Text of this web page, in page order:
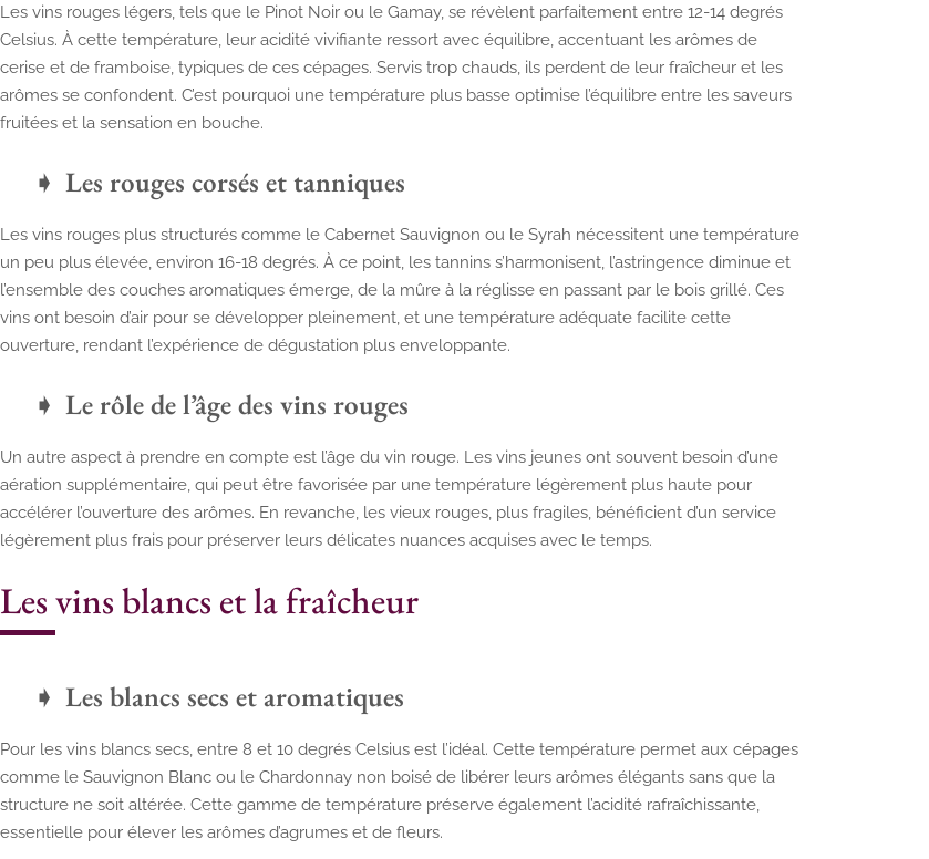
Les vins rouges légers, tels que le Pinot Noir ou le Gamay, se révèlent parfaitement entre 12-14 degrés
Celsius. À cette température, leur acidité vivifiante ressort avec équilibre, accentuant les arômes de
cerise et de framboise, typiques de ces cépages. Servis trop chauds, ils perdent de leur fraîcheur et les
arômes se confondent. C’est pourquoi une température plus basse optimise l’équilibre entre les saveurs
fruitées et la sensation en bouche.
Les rouges corsés et tanniques
Les vins rouges plus structurés comme le Cabernet Sauvignon ou le Syrah nécessitent une température
un peu plus élevée, environ 16-18 degrés. À ce point, les tannins s’harmonisent, l’astringence diminue et
l’ensemble des couches aromatiques émerge, de la mûre à la réglisse en passant par le bois grillé. Ces
vins ont besoin d’air pour se développer pleinement, et une température adéquate facilite cette
ouverture, rendant l’expérience de dégustation plus enveloppante.
Le rôle de l’âge des vins rouges
Un autre aspect à prendre en compte est l’âge du vin rouge. Les vins jeunes ont souvent besoin d’une
aération supplémentaire, qui peut être favorisée par une température légèrement plus haute pour
accélérer l’ouverture des arômes. En revanche, les vieux rouges, plus fragiles, bénéficient d’un service
légèrement plus frais pour préserver leurs délicates nuances acquises avec le temps.
Les vins blancs et la fraîcheur
Les blancs secs et aromatiques
Pour les vins blancs secs, entre 8 et 10 degrés Celsius est l’idéal. Cette température permet aux cépages
comme le Sauvignon Blanc ou le Chardonnay non boisé de libérer leurs arômes élégants sans que la
structure ne soit altérée. Cette gamme de température préserve également l’acidité rafraîchissante,
essentielle pour élever les arômes d’agrumes et de fleurs.